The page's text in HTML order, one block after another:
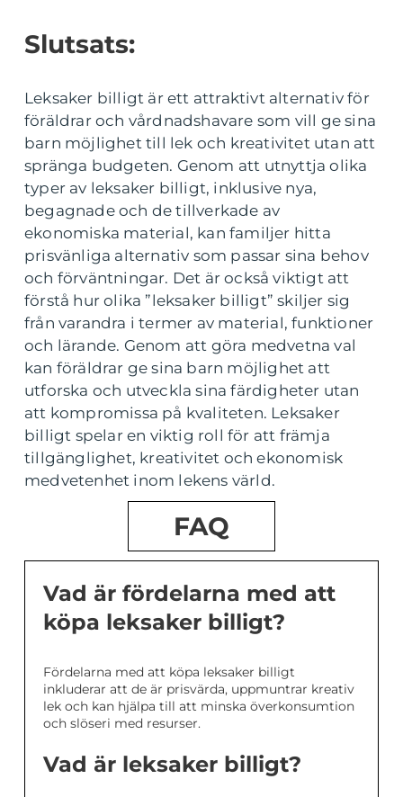
Slutsats:
Leksaker billigt är ett attraktivt alternativ för
föräldrar och vårdnadshavare som vill ge sina
barn möjlighet till lek och kreativitet utan att
spränga budgeten. Genom att utnyttja olika
typer av leksaker billigt, inklusive nya,
begagnade och de tillverkade av
ekonomiska material, kan familjer hitta
prisvänliga alternativ som passar sina behov
och förväntningar. Det är också viktigt att
förstå hur olika ”leksaker billigt” skiljer sig
från varandra i termer av material, funktioner
och lärande. Genom att göra medvetna val
kan föräldrar ge sina barn möjlighet att
utforska och utveckla sina färdigheter utan
att kompromissa på kvaliteten. Leksaker
billigt spelar en viktig roll för att främja
tillgänglighet, kreativitet och ekonomisk
medvetenhet inom lekens värld.
FAQ
Vad är fördelarna med att
köpa leksaker billigt?
Fördelarna med att köpa leksaker billigt
inkluderar att de är prisvärda, uppmuntrar kreativ
lek och kan hjälpa till att minska överkonsumtion
och slöseri med resurser.
Vad är leksaker billigt?